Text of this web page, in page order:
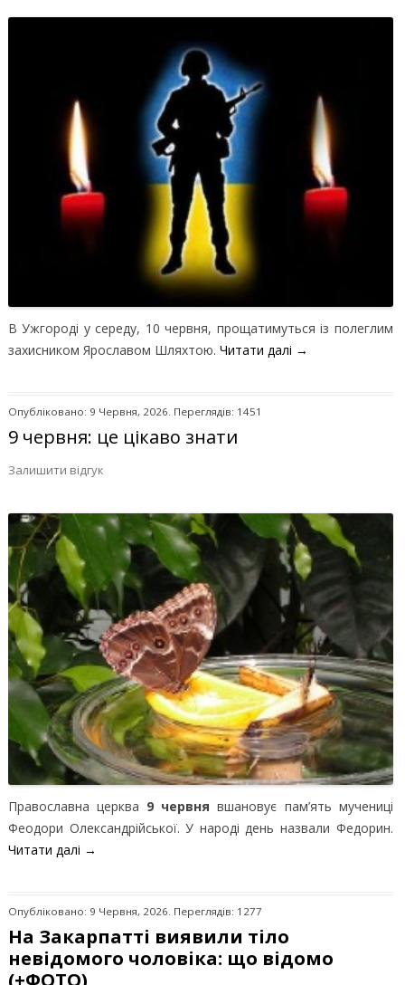
В Ужгороді у середу, 10 червня, прощатимуться із полеглим
захисником Ярославом Шляхтою. Читати далі →
Опубліковано: 9 Червня, 2026. Переглядів: 1451
9 червня: це цікаво знати
Залишити відгук
Православна церква 9 червня вшановує пам’ять мучениці
Феодори Олександрійської. У народі день назвали Федорин.
Читати далі →
Опубліковано: 9 Червня, 2026. Переглядів: 1277
На Закарпатті виявили тіло
невідомого чоловіка: що відомо
(+ФОТО)